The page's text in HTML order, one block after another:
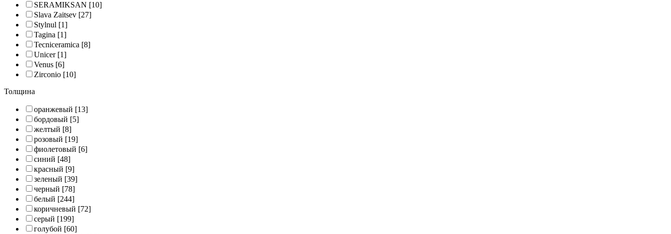
SERAMIKSAN [10]
Slava Zaitsev [27]
Stylnul [1]
Tagina [1]
Tecniceramica [8]
Unicer[1]
Venus [6]
Zirconio [10]
Толщина
оранжевый [13]
бордовый [5]
желтый [8]
розовый [19]
фиолетовый [6]
синий [48]
красный [9]
зеленый [39]
черный [78]
белый [244]
коричневый [72]
серый [199]
голубой [60]